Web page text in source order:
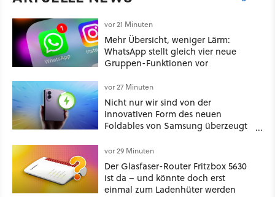
vor 21 Minuten
Mehr Übersicht, weniger Lärm:
WhatsApp stellt gleich vier neue
Gruppen-Funktionen vor
vor 27 Minuten
Nicht nur wir sind von der
innovativen Form des neuen
Foldables von Samsung überzeugt
neue Vorbesteller-Rekorde auf
vor 29 Minuten
Der Glasfaser-Router Fritzbox 5630
ist da – und könnte doch erst
einmal zum Ladenhüter werden